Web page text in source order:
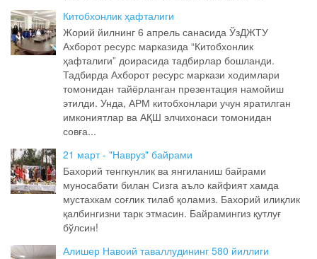
Китобхонлик ҳафталиги
Жорий йилнинг 6 апрель санасида ЎзДЖТУ
Ахборот ресурс марказида “Китобхонлик
ҳафталиги” доирасида тадбирлар бошланди.
Тадбирда Ахборот ресурс маркази ходимлари
томонидан тайёрланган презентация намойиш
этилди. Унда, АРМ китобхонлари учун яратилган
имкониятлар ва АҚШ элчихонаси томонидан
совға...
21 март - "Навруз" байрами
Бахорий тенгкунлик ва янгиланиш байрами
муносабати билан Сизга аъло кайфият хамда
мустахкам соғлик тилаб қоламиз. Бахорий илиқлик
қалбингизни тарк этмасин. Байрамингиз қутлуғ
бўлсин!
Алишер Навоий таваллудининг 580 йиллиги